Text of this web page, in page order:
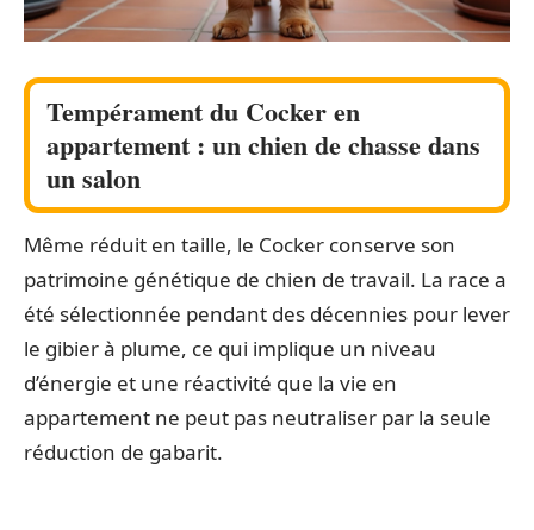
Tempérament du Cocker en
appartement : un chien de chasse dans
un salon
Même réduit en taille, le Cocker conserve son
patrimoine génétique de chien de travail. La race a
été sélectionnée pendant des décennies pour lever
le gibier à plume, ce qui implique un niveau
d’énergie et une réactivité que la vie en
appartement ne peut pas neutraliser par la seule
réduction de gabarit.